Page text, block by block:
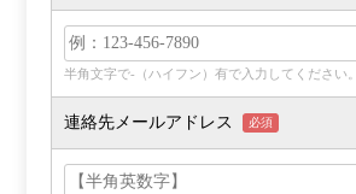
半角文字で-（ハイフン）有で入力してください。
連絡先メールアドレス 必須